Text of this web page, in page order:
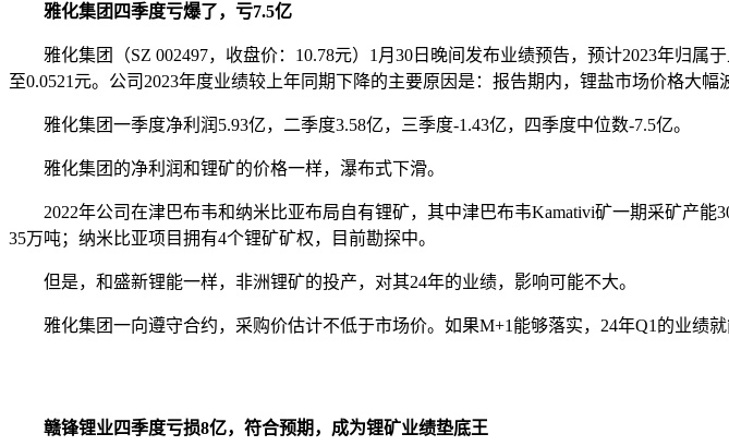
雅化集团四季度亏爆了，亏7.5亿
雅化集团（SZ 002497，收盘价：10.78元）1月30日晚间发布业绩预告，预计2023年归属
至0.0521元。公司2023年度业绩较上年同期下降的主要原因是：报告期内，锂盐市场价格大
雅化集团一季度净利润5.93亿，二季度3.58亿，三季度-1.43亿，四季度中位数-7.5亿。
雅化集团的净利润和锂矿的价格一样，瀑布式下滑。
2022年公司在津巴布韦和纳米比亚布局自有锂矿，其中津巴布韦Kamativi矿一期采矿产
35万吨；纳米比亚项目拥有4个锂矿矿权，目前勘探中。
但是，和盛新锂能一样，非洲锂矿的投产，对其24年的业绩，影响可能不大。
雅化集团一向遵守合约，采购价估计不低于市场价。如果M+1能够落实，24年Q1的业绩就
赣锋锂业四季度亏损8亿，符合预期，成为锂矿业绩垫底王